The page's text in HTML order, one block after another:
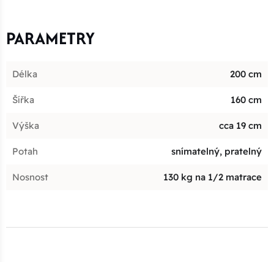
PARAMETRY
Délka 200 cm
Šířka 160 cm
Výška cca 19 cm
Potah snímatelný, pratelný
Nosnost 130 kg na 1/2 matrace